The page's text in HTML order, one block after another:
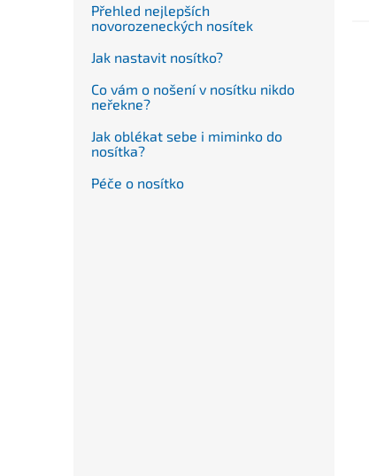
Přehled nejlepších
novorozeneckých nosítek
Jak nastavit nosítko?
Co vám o nošení v nosítku nikdo
neřekne?
Jak oblékat sebe i miminko do
nosítka?
Péče o nosítko